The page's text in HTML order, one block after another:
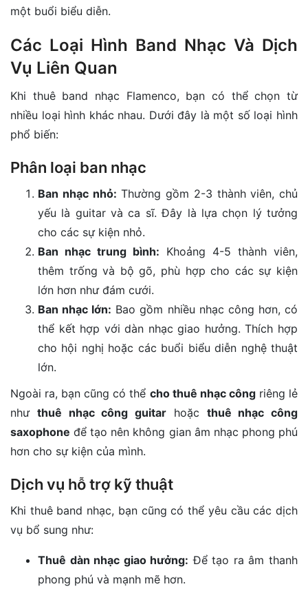
một buổi biểu diễn.
Các Loại Hình Band Nhạc Và Dịch
Vụ Liên Quan
Khi thuê band nhạc Flamenco, bạn có thể chọn từ
nhiều loại hình khác nhau. Dưới đây là một số loại hình
phổ biến:
Phân loại ban nhạc
Ban nhạc nhỏ: Thường gồm 2-3 thành viên, chủ
yếu là guitar và ca sĩ. Đây là lựa chọn lý tưởng
cho các sự kiện nhỏ.
Ban nhạc trung bình: Khoảng 4-5 thành viên,
thêm trống và bộ gõ, phù hợp cho các sự kiện
lớn hơn như đám cưới.
Ban nhạc lớn: Bao gồm nhiều nhạc công hơn, có
thể kết hợp với dàn nhạc giao hưởng. Thích hợp
cho hội nghị hoặc các buổi biểu diễn nghệ thuật
lớn.
Ngoài ra, bạn cũng có thể cho thuê nhạc côngriêng lẻ
như thuê nhạc công guitar hoặc thuê nhạc công
saxophone để tạo nên không gian âm nhạc phong phú
hơn cho sự kiện của mình.
Dịch vụ hỗ trợ kỹ thuật
Khi thuê band nhạc, bạn cũng có thể yêu cầu các dịch
vụ bổ sung như:
Thuê dàn nhạc giao hưởng: Để tạo ra âm thanh
phong phú và mạnh mẽ hơn.